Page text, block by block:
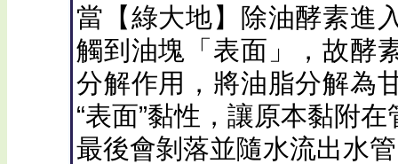
當【綠大地】除油酵素進
觸到油塊「表面」，故酵
分解作用，將油脂分解為
“表面”黏性，讓原本黏附
最後會剝落並隨水流出水